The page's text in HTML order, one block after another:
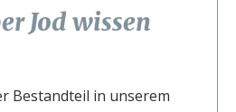
Jod wissen
Bestandteil in unserem